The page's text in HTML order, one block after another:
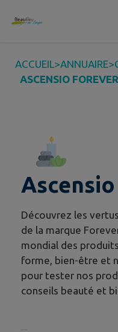
Contenu
ACCUEIL>ANNUAIRE>
ASCENSIO FOREVER
Découvrez les
de la marque
mondial des
forme, bien-être et
pour tester nos
conseils beauté et